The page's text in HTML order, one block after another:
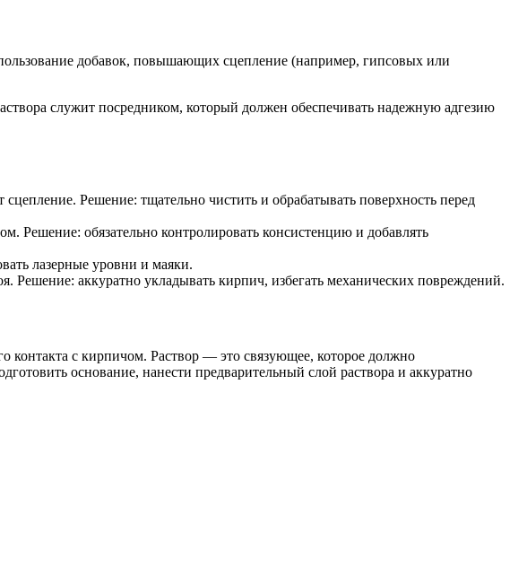
добавок, повышающих сцепление (например, гипсовых или
служит посредником, который должен обеспечивать надежную адгезию
Решение: тщательно чистить и обрабатывать поверхность перед
Решение: обязательно контролировать консистенцию и добавлять
лазерные уровни и маяки.
Решение: аккуратно укладывать кирпич, избегать механических повреждений.
контакта с кирпичом. Раствор — это связующее, которое должно
основание, нанести предварительный слой раствора и аккуратно